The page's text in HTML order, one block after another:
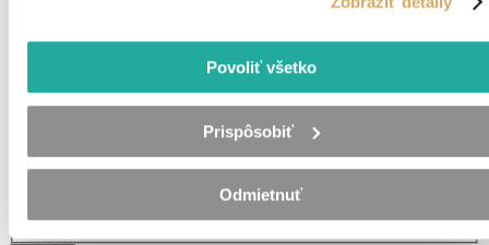
Povoliť všetko
Prispôsobiť
Odmietnuť
Zadajte čas kontaktovania.
Váš životopis - POVINNÉ POĽE
Z dôvodu skvalitňovania služieb je v momentálnej dobe zaslanie
životopisu povinnou položkou.
Pokial životopis nemáte môžete vyplniť
Súhlasím sospracovaním os. údajov